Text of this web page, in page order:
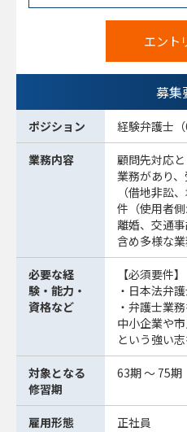
エント
募集
ポジション 経験弁護士（
業務内容
顧問先対応
業務があり
（借地非訟
件（使用者
離婚、交通
含め多様な業
必要な経
験・能力・
資格など
【必須要件】
・日本法弁
・弁護士業
中小企業や
という強い
対象となる
修習期
63期 ～ 75期
雇用形態 正社員